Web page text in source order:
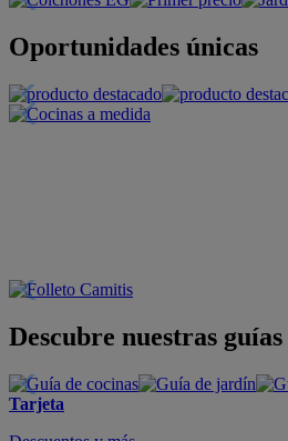
Oportunidades únicas
Descubre nuestras guías
Tarjeta